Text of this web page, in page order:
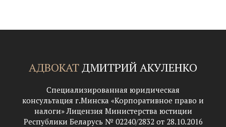
АДВОКАТДМИТРИЙ АКУЛЕНКО
Специализированная юридическая
консультация г.Минска «Корпоративное право и
налоги» Лицензия Министерства юстиции
Республики Беларусь № 02240/2832 от 28.10.2016